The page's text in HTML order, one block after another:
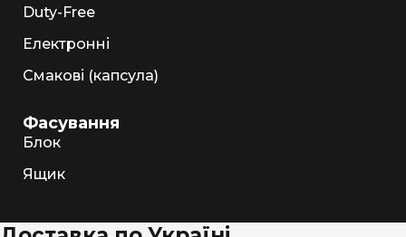
Duty-Free
Електронні
Смакові (капсула)
Фасування
Блок
Ящик